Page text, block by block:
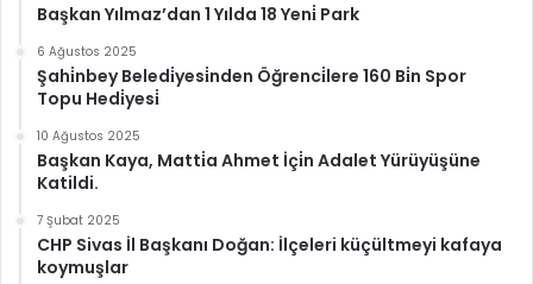
Başkan Yılmaz’dan 1 Yılda 18 Yeni̇ Park
6 Ağustos 2025
Şahi̇nbey Beledi̇yesi̇nden Öğrenci̇lere 160 Bi̇n Spor
Topu Hedi̇yesi̇
10 Ağustos 2025
Başkan Kaya, Matti̇a Ahmet İçi̇n Adalet Yürüyüşüne
Katildi.
7 Şubat 2025
CHP Sivas İl Başkanı Doğan: İlçeleri küçültmeyi kafaya
koymuşlar